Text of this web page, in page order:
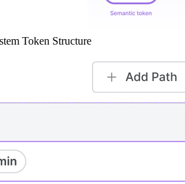
Token Structure